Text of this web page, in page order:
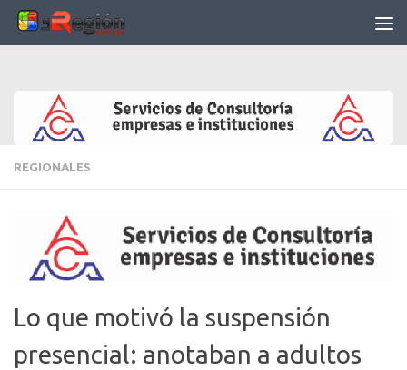
Saltar al contenido
REGIONALES
Lo que motivó la suspensión
presencial: anotaban a adultos